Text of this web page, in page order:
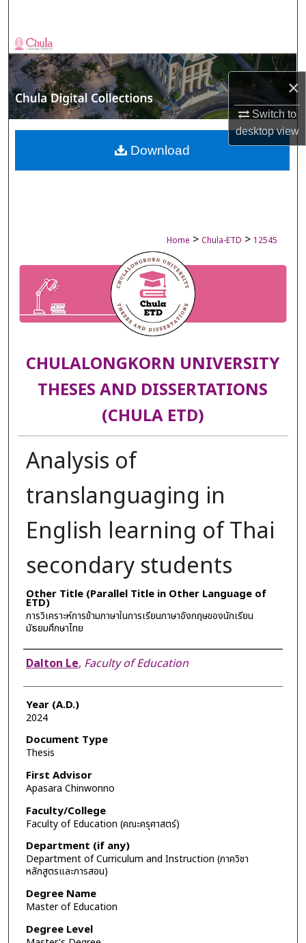
×
Switch to
desktopview
Browse Collections
My Account
About
Digital Commons Network™
Home > Chula-ETD > 12545
CHULALONGKORN UNIVERSITY
THESES AND DISSERTATIONS
(CHULA ETD)
Analysis of
translanguaging in
English learning of Thai
secondary students
Other Title (Parallel Title in Other Language of
ETD)
การวิเคราะห์การข้ามภาษาในการเรียนภาษาอังกฤษของนักเรียน
มัธยมศึกษาไทย
Author
Dalton Le, Faculty of Education
Year (A.D.)
2024
Document Type
Thesis
First Advisor
Apasara Chinwonno
Faculty/College
Faculty of Education (คณะครุศาสตร์)
Department (if any)
Department of Curriculum and Instruction (ภาควิชา
หลักสูตรและการสอน)
Degree Name
Master of Education
Degree Level
Download